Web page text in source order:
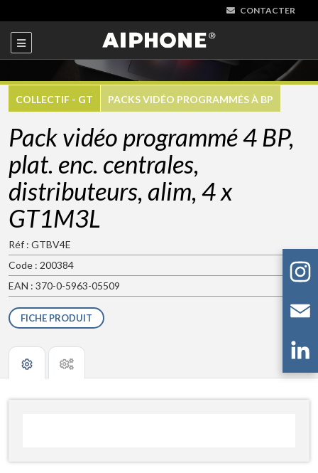
CONTACTER
COLLECTIF - GT PACKS VIDÉO PROGRAMMÉS À BP
Pack vidéo programmé 4 BP,
plat. enc. centrales,
distributeurs, alim, 4 x
GT1M3L
Réf : GTBV4E
Code : 200384
EAN : 370-0-5963-05509
FICHE PRODUIT